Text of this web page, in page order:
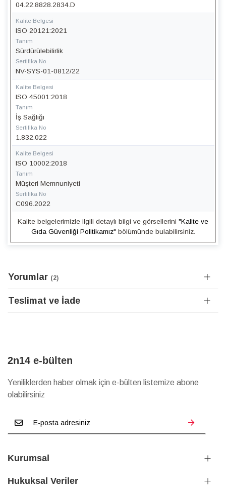
04.22.8828.2834.D
Kalite Belgesi
ISO 20121:2021
Tanım
Sürdürülebilirlik
Sertifika No
NV-SYS-01-0812/22
Kalite Belgesi
ISO 45001:2018
Tanım
İş Sağlığı
Sertifika No
1.832.022
Kalite Belgesi
ISO 10002:2018
Tanım
Müşteri Memnuniyeti
Sertifika No
C096.2022
Kalite belgelerimizle ilgili detaylı bilgi ve görsellerini "Kalite ve
Gıda Güvenliği Politikamız" bölümünde bulabilirsiniz.
Yorumlar 2
Teslimat ve İade
2n14 e-bülten
Yeniliklerden haber olmak için e-bülten listemize abone
olabilirsiniz
Kurumsal
Hukuksal Veriler